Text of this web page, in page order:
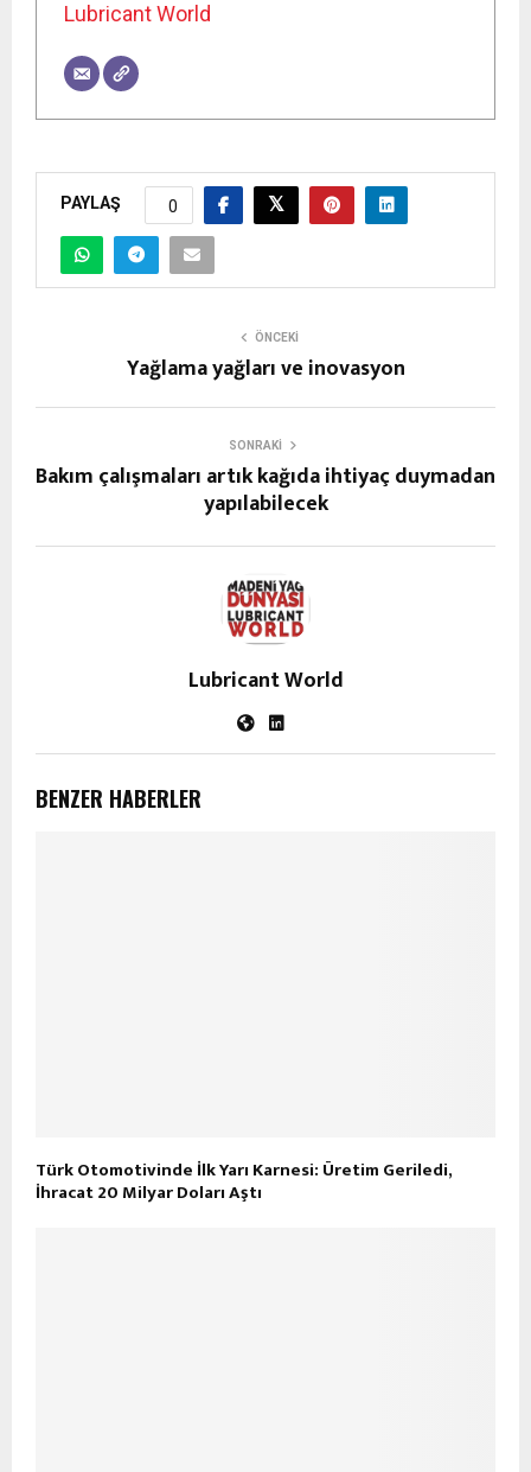
Lubricant World
PAYLAŞ 0
ÖNCEKI
Yağlama yağları ve inovasyon
SONRAKI
Bakım çalışmaları artık kağıda ihtiyaç duymadan
yapılabilecek
Lubricant World
BENZER HABERLER
Türk Otomotivinde İlk Yarı Karnesi: Üretim Geriledi,
İhracat 20 Milyar Doları Aştı